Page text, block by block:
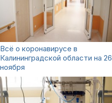
Всё о коронавирусе в
Калининградской области на 26
ноября